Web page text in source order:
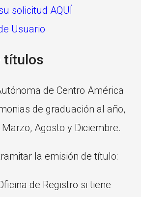
solicitud AQUÍ
Usuario
títulos
de Centro América
de graduación al año,
Agosto y Diciembre.
la emisión de título:
de Registro si tiene